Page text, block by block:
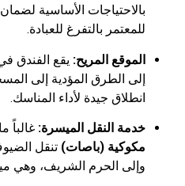
الأساسية لضمان إقامة
بالتفرغ للعبادة.
المريح:يقع الفندق في منطقة
الطرق المؤدية إلى المسجد
جيدة لأداء المناسك.
النقل الميسرة:غالباً ما يوفر
(باصات)تنقل الضيوف بشكل
الحرم الشريف، وهي ميزة